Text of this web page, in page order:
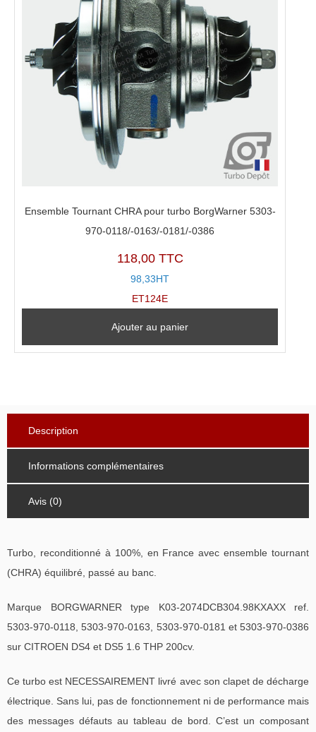
Ensemble Tournant CHRA pour turbo BorgWarner 5303-
970-0118/-0163/-0181/-0386
118,00 TTC
98,33HT
ET124E
Ajouter au panier
Description
Informations complémentaires
Avis (0)
Turbo, reconditionné à 100%, en France avec ensemble tournant
(CHRA) équilibré, passé au banc.
Marque BORGWARNER type K03-2074DCB304.98KXAXX ref.
5303-970-0118, 5303-970-0163, 5303-970-0181 et 5303-970-0386
sur CITROEN DS4 et DS5 1.6 THP 200cv.
Ce turbo est NECESSAIREMENT livré avec son clapet de décharge
électrique. Sans lui, pas de fonctionnement ni de performance mais
des messages défauts au tableau de bord. C’est un composant